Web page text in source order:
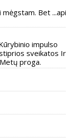
Bet
impulso
sveikatos Ir
proga.